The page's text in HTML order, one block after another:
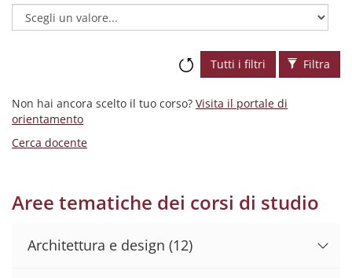
Tutti i filtri Filtra
Non hai ancora scelto il tuo corso? Visita il portale di
orientamento
Cerca docente
Aree tematiche dei corsi di studio
Architettura e design (12)